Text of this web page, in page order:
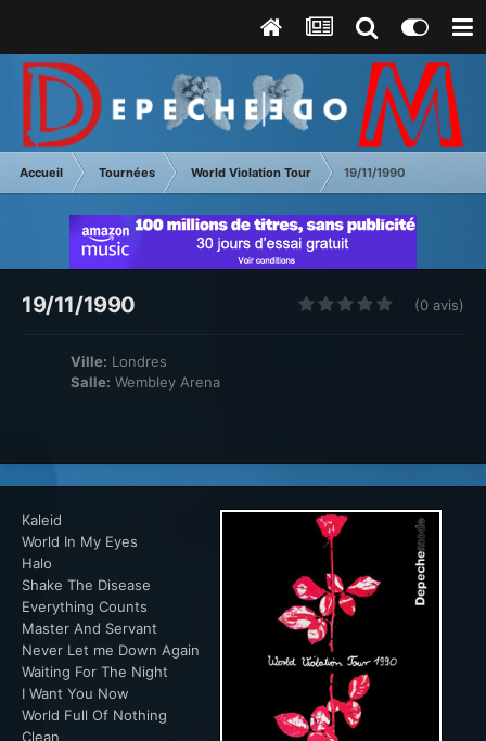
Accueil Tournées World Violation Tour 19/11/1990
19/11/1990 (0 avis)
Ville: Londres
Salle: Wembley Arena
Kaleid
World In My Eyes
Halo
Shake The Disease
Everything Counts
Master And Servant
Never Let me Down Again
Waiting For The Night
I Want You Now
World Full Of Nothing
Clean